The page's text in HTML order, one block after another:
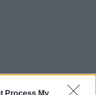
Process My